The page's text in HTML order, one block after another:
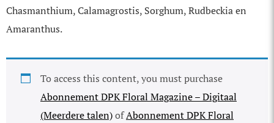
Chasmanthium, Calamagrostis, Sorghum, Rudbeckia en
Amaranthus.
To access this content, you must purchase
Abonnement DPK Floral Magazine – Digitaal
(Meerdere talen)ofAbonnement DPK Floral